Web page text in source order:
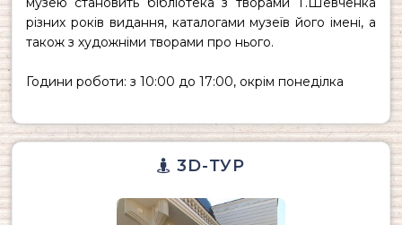
різних років видання, каталогами музеїв його імені, а
також з художніми творами про нього.
Години роботи: з 10:00 до 17:00, окрім понеділка
3D-ТУР